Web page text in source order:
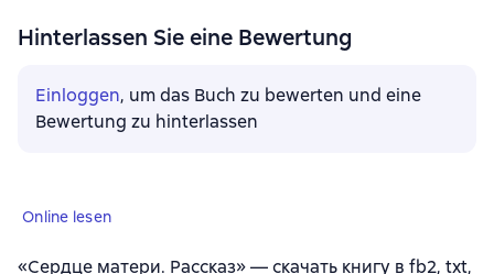
Hinterlassen Sie eine Bewertung
Einloggen, um das Buch zu bewerten und eine
Bewertung zu hinterlassen
Online lesen
«Сердце матери. Рассказ» — скачать книгу в fb2, txt,